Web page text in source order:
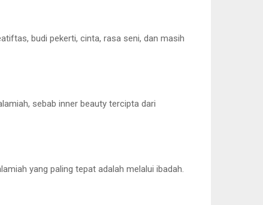
budi pekerti, cinta, rasa seni, dan masih
sebab inner beauty tercipta dari
yang paling tepat adalah melalui ibadah.